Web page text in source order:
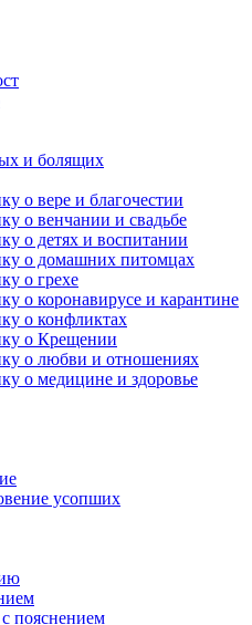
и болящих
о вере и благочестии
о венчании и свадьбе
о детях и воспитании
о домашних питомцах
о грехе
о коронавирусе и карантине
о конфликтах
о Крещении
о любви и отношениях
о медицине и здоровье
усопших
пояснением